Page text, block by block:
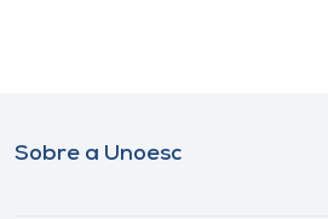
Sobre a Unoesc